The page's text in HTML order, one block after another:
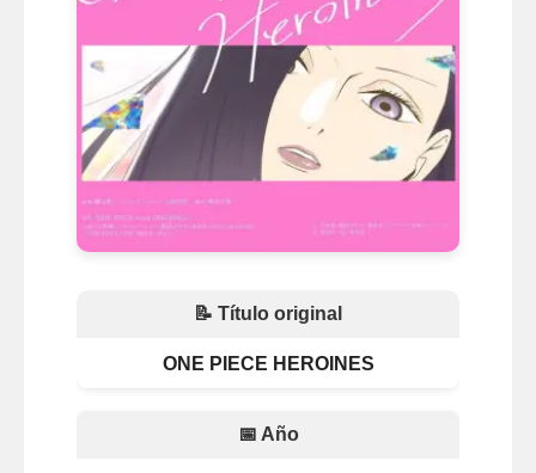
📝 Título original
ONE PIECE HEROINES
📅 Año